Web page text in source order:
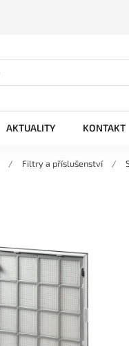
AKTUALITY KONTAKT
/ Filtry a příslušenství /